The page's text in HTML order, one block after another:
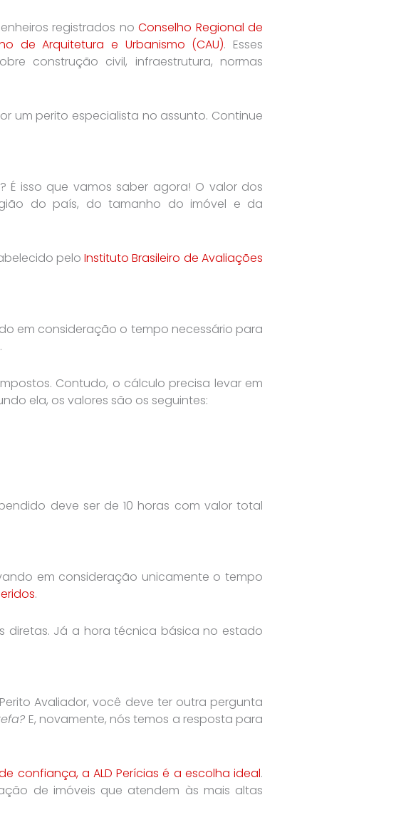
registrados noConselho Regional de
de Arquitetura e Urbanismo (CAU). Esses
construção civil, infraestrutura, normas
um perito especialista no assunto. Continue
É isso que vamos saber agora! O valor dos
do país, do tamanho do imóvel e da
peloInstituto Brasileiro de Avaliações
em consideração o tempo necessário para
Contudo, o cálculo precisa levar em
ela, os valores são os seguintes:
deve ser de 10 horas com valor total
em consideração unicamente o tempo
.
diretas. Já a hora técnica básica no estado
Avaliador, você deve ter outra pergunta
E, novamente, nós temos a resposta para
confiança, a ALD Perícias é a escolha ideal.
de imóveis que atendem às mais altas